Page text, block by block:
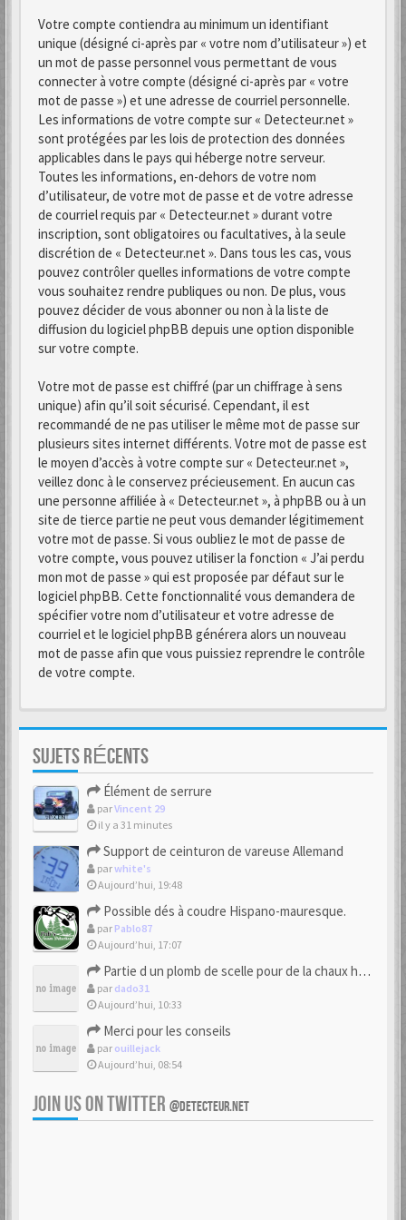
Votre compte contiendra au minimum un identifiant
unique (désigné ci-après par « votre nom d’utilisateur ») et
un mot de passe personnel vous permettant de vous
connecter à votre compte (désigné ci-après par « votre
mot de passe ») et une adresse de courriel personnelle.
Les informations de votre compte sur « Detecteur.net »
sont protégées par les lois de protection des données
applicables dans le pays qui héberge notre serveur.
Toutes les informations, en-dehors de votre nom
d’utilisateur, de votre mot de passe et de votre adresse
de courriel requis par « Detecteur.net » durant votre
inscription, sont obligatoires ou facultatives, à la seule
discrétion de « Detecteur.net ». Dans tous les cas, vous
pouvez contrôler quelles informations de votre compte
vous souhaitez rendre publiques ou non. De plus, vous
pouvez décider de vous abonner ou non à la liste de
diffusion du logiciel phpBB depuis une option disponible
sur votre compte.
Votre mot de passe est chiffré (par un chiffrage à sens
unique) afin qu’il soit sécurisé. Cependant, il est
recommandé de ne pas utiliser le même mot de passe sur
plusieurs sites internet différents. Votre mot de passe est
le moyen d’accès à votre compte sur « Detecteur.net »,
veillez donc à le conservez précieusement. En aucun cas
une personne affiliée à « Detecteur.net », à phpBB ou à un
site de tierce partie ne peut vous demander légitimement
votre mot de passe. Si vous oubliez le mot de passe de
votre compte, vous pouvez utiliser la fonction « J’ai perdu
mon mot de passe » qui est proposée par défaut sur le
logiciel phpBB. Cette fonctionnalité vous demandera de
spécifier votre nom d’utilisateur et votre adresse de
courriel et le logiciel phpBB générera alors un nouveau
mot de passe afin que vous puissiez reprendre le contrôle
de votre compte.
SUJETS RÉCENTS
Élément de serrure
parVincent 29
il y a 31 minutes
Support de ceinturon de vareuse Allemand
parwhite's
Aujourd’hui, 19:48
Possible dés à coudre Hispano-mauresque.
par Pablo87
Aujourd’hui, 17:07
Partie d un plomb de scelle pour de la chaux hydraulique
par dado31
Aujourd’hui, 10:33
Merci pour les conseils
par ouillejack
Aujourd’hui, 08:54
JOIN US ON TWITTER @DETECTEUR.NET